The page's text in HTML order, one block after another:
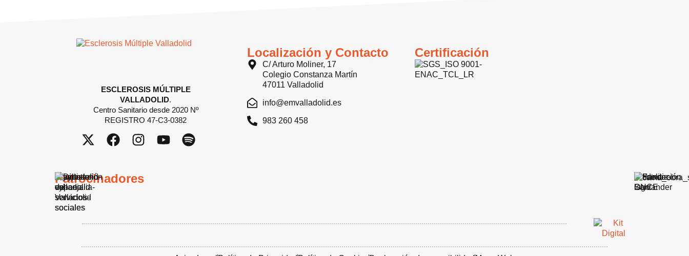
ESCLEROSIS MÚLTIPLE
VALLADOLID.
Centro Sanitario desde 2020 Nº
REGISTRO 47-C3-0382
Localización y Contacto
C/ Arturo Moliner, 17
Colegio Constanza Martín
47011 Valladolid
info@emvalladolid.es
983 260 458
Certificación
Patrocinadores